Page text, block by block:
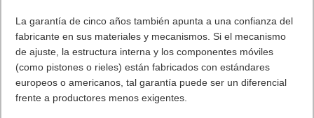
La garantía de cinco años también apunta a una confianza del
fabricante en sus materiales y mecanismos. Si el mecanismo
de ajuste, la estructura interna y los componentes móviles
(como pistones o rieles) están fabricados con estándares
europeos o americanos, tal garantía puede ser un diferencial
frente a productores menos exigentes.